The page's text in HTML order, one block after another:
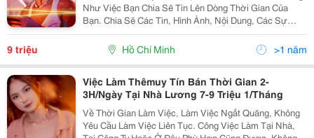
Như Việc Bạn Chia Sẽ Tin Lên Dòng Thời Gian Của
Bạn. Chia Sẽ Các Tin, Hình Ảnh, Nội Dung, Các Sự
Kiện Cho Công Ty. Công Ty Sẽ Cung Cấp Sẵn Các
Group, Hội Và Diễn Đàn Để Bạn Làm Việc. Việc Của
Bạn Là...
9 triệu Hồ Chí Minh >1 năm
Việc Làm Thêmuy Tín Bán Thời Gian 2-
3H/Ngày Tại Nhà Lương 7-9 Triệu 1/Tháng
Về Thời Gian Làm Việc, Làm Việc Ngắt Quãng, Không
Yêu Cầu Làm Việc Liên Tục. Công Việc Làm Tại Nhà,